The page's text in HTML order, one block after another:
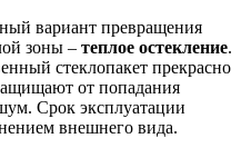
вариант превращения
зоны – теплое остекление.
стеклопакет прекрасно
от попадания
Срок эксплуатации
внешнего вида.